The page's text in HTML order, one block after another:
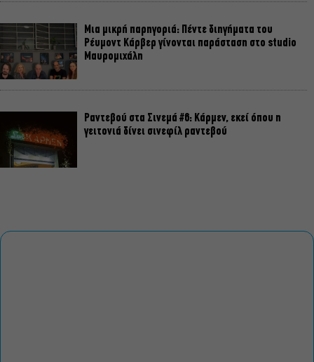
Μια μικρή παρηγοριά: Πέντε διηγήματα του
Ρέυμοντ Κάρβερ γίνονται παράσταση στο studio
Μαυρομιχάλη
Ραντεβού στα Σινεμά #6: Κάρμεν, εκεί όπου η
γειτονιά δίνει σινεφίλ ραντεβού